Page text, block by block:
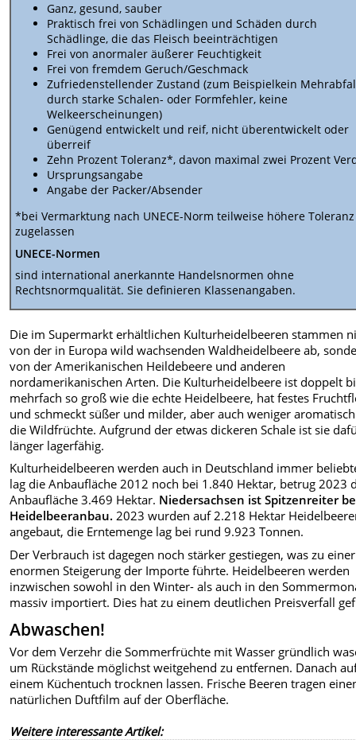
Ganz, gesund, sauber
Praktisch frei von Schädlingen und Schäden durch
Schädlinge, die das Fleisch beeinträchtigen
Frei von anormaler äußerer Feuchtigkeit
Frei von fremdem Geruch/Geschmack
Zufriedenstellender Zustand (zum Beispielkein
durch starke Schalen- oder Formfehler, keine
Welkeerscheinungen)
Genügend entwickelt und reif, nicht überentwickelt oder
überreif
Zehn Prozent Toleranz*, davon maximal zwei Prozent
Ursprungsangabe
Angabe der Packer/Absender
*bei Vermarktung nach UNECE-Norm teilweise höhere Toleranz
zugelassen
UNECE-Normen
sind international anerkannte Handelsnormen ohne
Rechtsnormqualität. Sie definieren Klassenangaben.
Die im Supermarkt erhältlichen Kulturheidelbeeren stammen
von der in Europa wild wachsenden Waldheidelbeere ab,
von der Amerikanischen Heildebeere und anderen
nordamerikanischen Arten. Die Kulturheidelbeere ist doppelt
mehrfach so groß wie die echte Heidelbeere, hat festes
und schmeckt süßer und milder, aber auch weniger
die Wildfrüchte. Aufgrund der etwas dickeren Schale ist sie
länger lagerfähig.
Kulturheidelbeeren werden auch in Deutschland immer
lag die Anbaufläche 2012 noch bei 1.840 Hektar, betrug 2023
Anbaufläche 3.469 Hektar. Niedersachsen ist Spitzenreiter
Heidelbeeranbau. 2023 wurden auf 2.218 Hektar
angebaut, die Erntemenge lag bei rund 9.923Tonnen.
Der Verbrauch ist dagegen noch stärker gestiegen, was zu einer
enormen Steigerung der Importe führte. Heidelbeeren werden
inzwischen sowohl in den Winter- als auch in den
massiv importiert. Dies hat zu einem deutlichen Preisverfall
Abwaschen!
Vor dem Verzehr die Sommerfrüchte mit Wasser gründlich
um Rückstände möglichst weitgehend zu entfernen. Danach
einem Küchentuch trocknen lassen. Frische Beeren tragen
natürlichen Duftfilm auf der Oberfläche.
Weitere interessante Artikel: